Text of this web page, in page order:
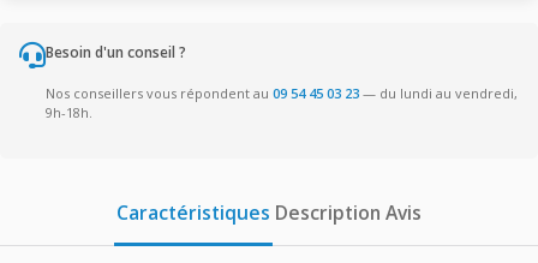
Besoin d'un conseil ?
Nos conseillers vous répondent au 09 54 45 03 23 — du lundi au vendredi,
9h-18h.
Caractéristiques Description Avis